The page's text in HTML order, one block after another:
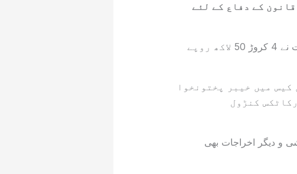
کے دفاع کے لئے
تفصیلات کے مطابق صوبائی کابینہ کے فیصلے کی روشنی میں خیبر پختونخوا حکومت نے 4 کروڑ 50 لاکھ روپے
کورٹ میں انسداد منشیات ایکٹ 2019 سے متعلق کیس میں خیبر پختونخوا
کنڑول
و دیگر اخراجات بھی